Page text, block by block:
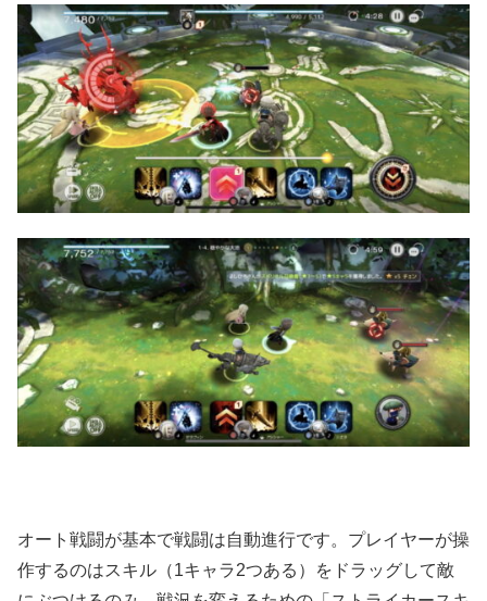
オート戦闘が基本で戦闘は自動進行です。プレイヤーが操
作するのはスキル（1キャラ2つある）をドラッグして敵